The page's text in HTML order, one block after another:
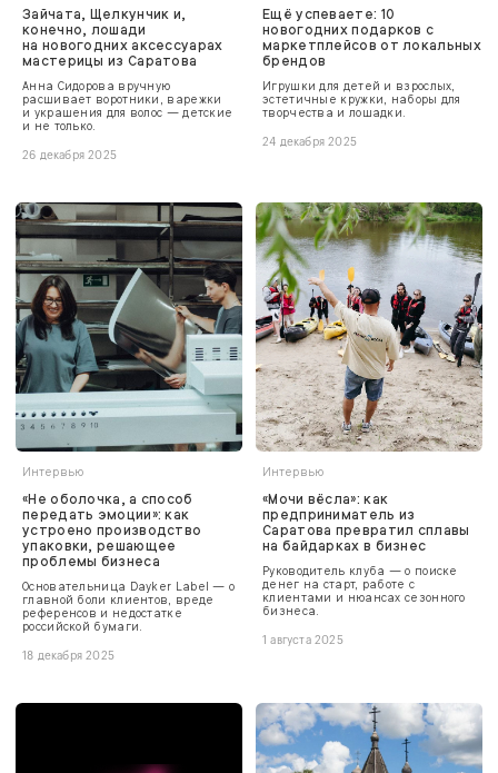
Зайчата, Щелкунчик и,
конечно, лошади
на новогодних аксессуарах
мастерицы из Саратова
Анна Сидорова вручную
расшивает воротники, варежки
и украшения для волос — детские
и не только.
26 декабря 2025
Ещё успеваете: 10
новогодних подарков с
маркетплейсов от локальных
брендов
Игрушки для детей и взрослых,
эстетичные кружки, наборы для
творчества и лошадки.
24 декабря 2025
Интервью
«Не оболочка, а способ
передать эмоции»: как
устроено производство
упаковки, решающее
проблемы бизнеса
Основательница Dayker Label — о
главной боли клиентов, вреде
референсов и недостатке
российской бумаги.
18 декабря 2025
Интервью
«Мочи вёсла»: как
предприниматель из
Саратова превратил сплавы
на байдарках в бизнес
Руководитель клуба — о поиске
денег на старт, работе с
клиентами и нюансах сезонного
бизнеса.
1 августа 2025